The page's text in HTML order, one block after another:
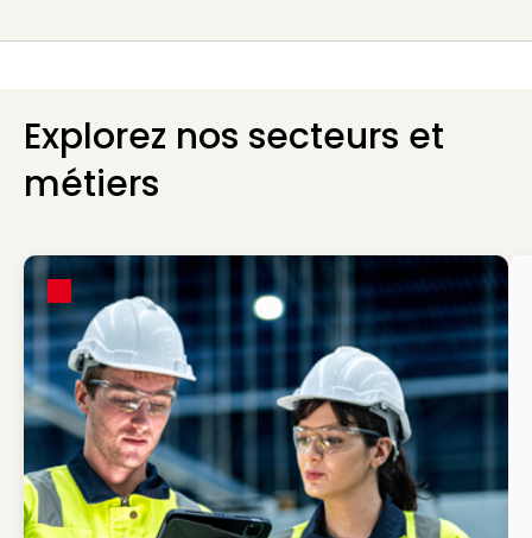
Explorez nos secteurs et
métiers